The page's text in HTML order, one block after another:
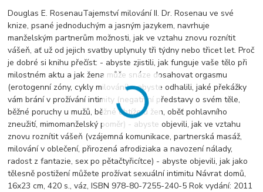
Douglas E. RosenauTajemství milování II. Dr. Rosenau ve své
knize, psané jednoduchým a jasným jazykem, navrhuje
manželským partnerům možnosti, jak ve vztahu znovu roznítit
vášeň, ať už od jejich svatby uplynuly tři týdny nebo třicet let. Proč
je dobré si knihu přečíst: - abyste zjistili, jak funguje vaše tělo při
milostném aktu a jak žena může snáze dosahovat orgasmu
(erotogenní zóny, cykly milování) - abyste odhalili, jaké překážky
vám brání v prožívání intimity (negativní představy o svém těle,
běžné poruchy u mužů, běžné obtíže u žen, oběť pohlavního
zneužití, mimomanželský poměr) - abyste objevili, jak ve vztahu
znovu roznítit vášeň (vzájemná komunikace, partnerská masáž,
milování v oblečení, přirozená afrodiziaka a navození nálady,
radost z fantazie, sex po pětačtyřicítce) - abyste objevili, jak jako
tělesně postižení můžete prožívat sexuální intimitu Návrat domů,
16x23 cm, 420 s., váz, ISBN 978-80-7255-240-5 Rok vydání: 2011